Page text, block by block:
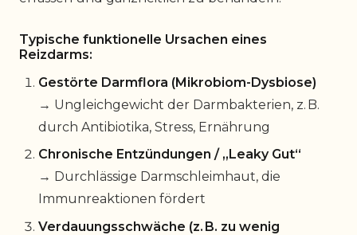
Typische funktionelle Ursachen eines
Reizdarms:
Gestörte Darmflora (Mikrobiom-Dysbiose)
→ Ungleichgewicht der Darmbakterien, z. B.
durch Antibiotika, Stress, Ernährung
Chronische Entzündungen / „Leaky Gut“
→ Durchlässige Darmschleimhaut, die
Immunreaktionen fördert
Verdauungsschwäche (z. B. zu wenig